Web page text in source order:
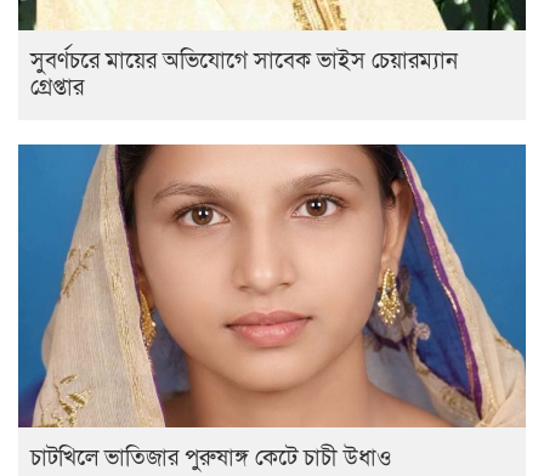
সুবর্ণচরে মায়ের অভিযোগে সাবেক ভাইস চেয়ারম্যান
গ্রেপ্তার
চাটখিলে ভাতিজার পুরুষাঙ্গ কেটে চাচী উধাও